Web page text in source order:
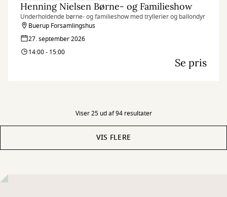
Henning Nielsen Børne- og Familieshow
Underholdende børne- og familieshow med tryllerier og ballondyr
Buerup Forsamlingshus
27. september 2026
14:00 - 15:00
Se pris
Viser 25 ud af 94 resultater
VIS FLERE